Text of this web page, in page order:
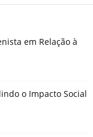
em Relação à
o Impacto Social